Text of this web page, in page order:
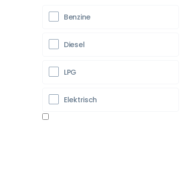
Benzine
Diesel
LPG
Elektrisch